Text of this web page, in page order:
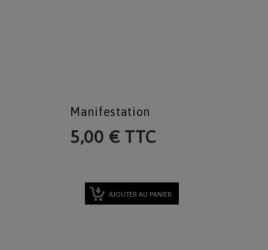
Manifestation
5,00 € TTC
AJOUTER AU PANIER